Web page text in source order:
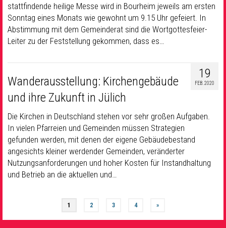
stattfindende heilige Messe wird in Bourheim jeweils am ersten
Sonntag eines Monats wie gewohnt um 9.15 Uhr gefeiert. In
Abstimmung mit dem Gemeinderat sind die Wortgottesfeier-
Leiter zu der Feststellung gekommen, dass es…
19
FEB. 2020
Wanderausstellung: Kirchengebäude
und ihre Zukunft in Jülich
Die Kirchen in Deutschland stehen vor sehr großen Aufgaben.
In vielen Pfarreien und Gemeinden müssen Strategien
gefunden werden, mit denen der eigene Gebäudebestand
angesichts kleiner werdender Gemeinden, veränderter
Nutzungsanforderungen und hoher Kosten für Instandhaltung
und Betrieb an die aktuellen und…
1 2 3 4 »